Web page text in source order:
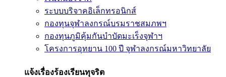
ระบบบริจาคอิเล็กทรอนิกส์
กองทุนจุฬาลงกรณ์บรมราชสมภพฯ
กองทุนภูมิคุ้มกันบำบัดมะเร็งจุฬาฯ
โครงการอุทยาน 100 ปี จุฬาลงกรณ์มหาวิทยาลัย
แจ้งเรื่องร้องเรียนทุจริต